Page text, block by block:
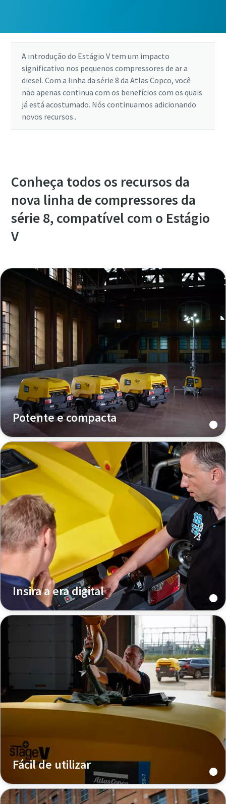
A introdução do Estágio V tem um impacto
significativo nos pequenos compressores de ar a
diesel. Com a linha da série 8 da Atlas Copco, você
não apenas continua com os benefícios com os quais
já está acostumado. Nós continuamos adicionando
novos recursos..
Conheça todos os recursos da
nova linha de compressores da
série 8, compatível com o Estágio
V
Potente e compacta
Insira a era digital
Fácil de utilizar